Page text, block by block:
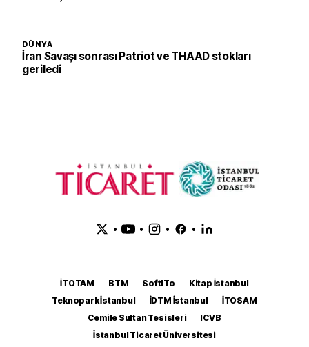
DÜNYA
İran Savaşı sonrası Patriot ve THAAD stokları
geriledi
• • • •
İTOTAM BTM SoftITo
Kitap İstanbul
Teknopark İstanbul
İDTM İstanbul
İTOSAM
Cemile Sultan Tesisleri
ICVB
İstanbul Ticaret Üniversitesi